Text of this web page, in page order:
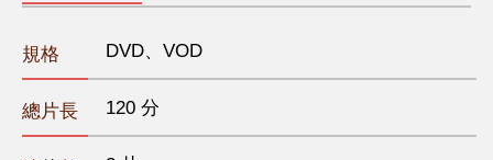
規格 DVD、VOD
總片長 120 分